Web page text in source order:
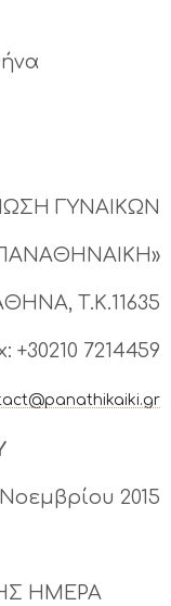
ΓΥΝΑΙΚΩΝ
Τ.Κ.11635
+30210 7214459
2015
ΗΜΕΡΑ